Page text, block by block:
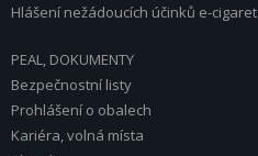
Hlášení nežádoucích účinků e-cigaret
PEAL, DOKUMENTY
Bezpečnostní listy
Prohlášení o obalech
Kariéra, volná místa